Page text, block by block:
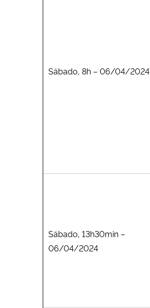
Sábado, 8h – 06/04/2024
Sábado, 13h30min –
06/04/2024